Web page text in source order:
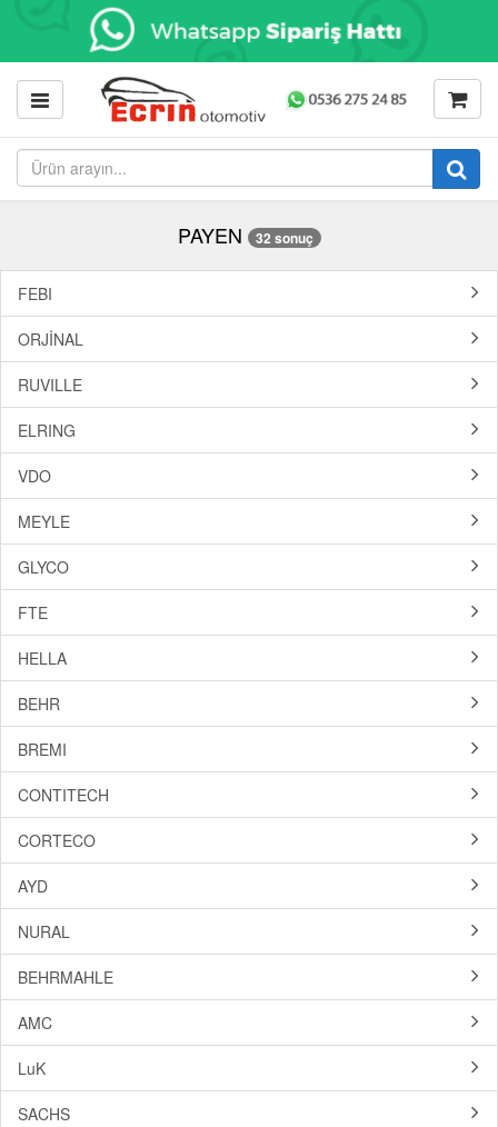
PAYEN 32 sonuç
FEBI
ORJİNAL
RUVILLE
ELRING
VDO
MEYLE
GLYCO
FTE
HELLA
BEHR
BREMI
CONTITECH
CORTECO
AYD
NURAL
BEHRMAHLE
AMC
LuK
SACHS